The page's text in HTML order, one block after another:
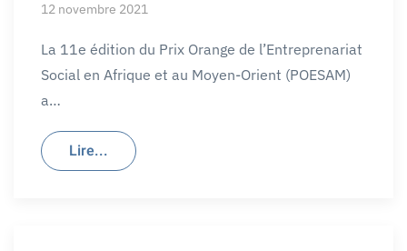
12 novembre 2021
La 11e édition du Prix Orange de l’Entreprenariat
Social en Afrique et au Moyen-Orient (POESAM)
a…
Lire...